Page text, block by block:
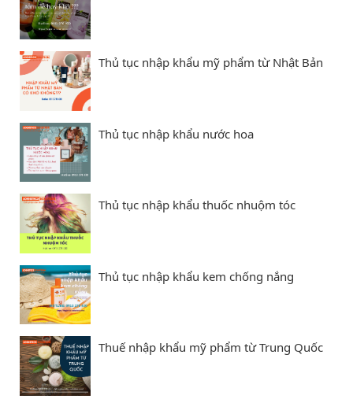
Thủ tục nhập khẩu mỹ phẩm từ Nhật Bản
Thủ tục nhập khẩu nước hoa
Thủ tục nhập khẩu thuốc nhuộm tóc
Thủ tục nhập khẩu kem chống nắng
Thuế nhập khẩu mỹ phẩm từ Trung Quốc